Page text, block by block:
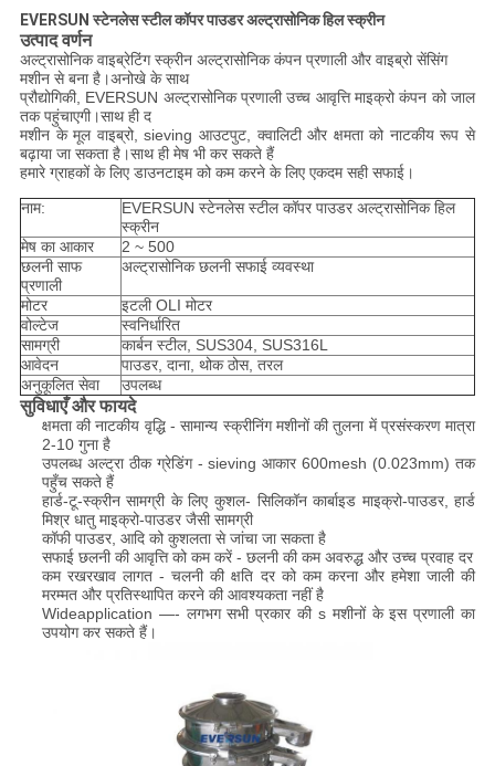
नीति
EVERSUN स्टेनलेस स्टील कॉपर पाउडर अल्ट्रासोनिक हिल स्क्रीन
उत्पाद वर्णन
अल्ट्रासोनिक वाइब्रेटिंग स्क्रीन अल्ट्रासोनिक कंपन प्रणाली और वाइब्रो सेंसिंग
मशीन से बना है।अनोखे के साथ
प्रौद्योगिकी, EVERSUN अल्ट्रासोनिक प्रणाली उच्च आवृत्ति माइक्रो कंपन को जाल
तक पहुंचाएगी।साथ ही द
मशीन के मूल वाइब्रो, sieving आउटपुट, क्वालिटी और क्षमता को नाटकीय रूप से
बढ़ाया जा सकता है।साथ ही मेष भी कर सकते हैं
हमारे ग्राहकों के लिए डाउनटाइम को कम करने के लिए एकदम सही सफाई।
नाम:
EVERSUN स्टेनलेस स्टील कॉपर पाउडर अल्ट्रासोनिक हिल
स्क्रीन
मेष का आकार
2 ~ 500
छलनी साफ
प्रणाली
अल्ट्रासोनिक छलनी सफाई व्यवस्था
मोटर
इटली OLI मोटर
वोल्टेज
स्वनिर्धारित
सामग्री
कार्बन स्टील, SUS304, SUS316L
आवेदन
पाउडर, दाना, थोक ठोस, तरल
अनुकूलित सेवा
उपलब्ध
सुविधाएँ और फायदे
क्षमता की नाटकीय वृद्धि - सामान्य स्क्रीनिंग मशीनों की तुलना में प्रसंस्करण मात्रा
2-10 गुना है
उपलब्ध अल्ट्रा ठीक ग्रेडिंग - sieving आकार 600mesh (0.023mm) तक
पहुँच सकते हैं
हार्ड-टू-स्क्रीन सामग्री के लिए कुशल- सिलिकॉन कार्बाइड माइक्रो-पाउडर, हार्ड
मिश्र धातु माइक्रो-पाउडर जैसी सामग्री
कॉफी पाउडर, आदि को कुशलता से जांचा जा सकता है
सफाई छलनी की आवृत्ति को कम करें - छलनी की कम अवरुद्ध और उच्च प्रवाह दर
कम रखरखाव लागत - चलनी की क्षति दर को कम करना और हमेशा जाली की
मरम्मत और प्रतिस्थापित करने की आवश्यकता नहीं है
Wideapplication —- लगभग सभी प्रकार की s मशीनों के इस प्रणाली का
उपयोग कर सकते हैं।